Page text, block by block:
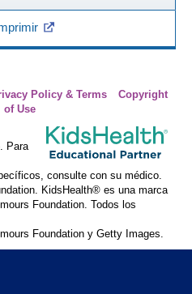
Policy & Terms
of Use
Copyright
Para
consulte con su médico.
KidsHealth® es una marca
Foundation. Todos los
Foundation y Getty Images.